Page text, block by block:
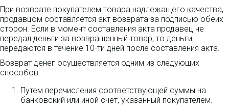
При возврате покупателем товара надлежащего качества,
продавцом составляется акт возврата за подписью обеих
сторон. Если в момент составления акта продавец не
передал деньги за возвращенный товар, то деньги
передаются в течение 10-ти дней после составления акта.
Возврат денег осуществляется одним из следующих
способов:
Путем перечисления соответствующей суммы на
банковский или иной счет, указанный покупателем.